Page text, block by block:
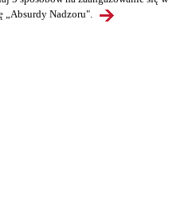
„Absurdy Nadzoru".